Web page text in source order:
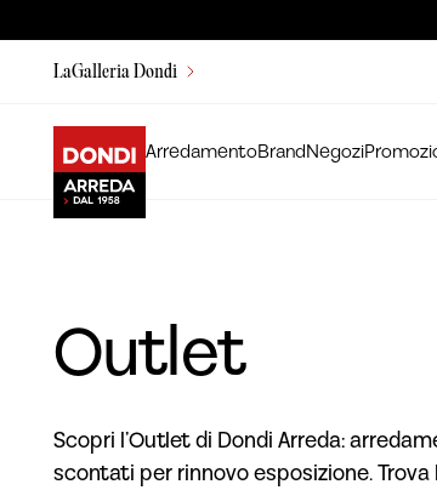
LaGalleria Dondi
ArredamentoBrandNegozi
Outlet
Scopri l’Outlet di Dondi Arreda:
scontati per rinnovo esposizione.